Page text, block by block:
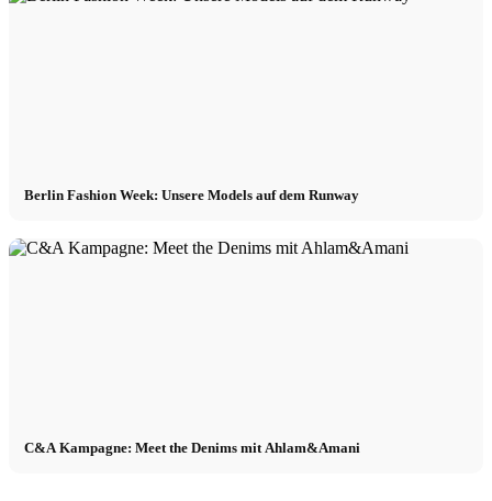
Berlin Fashion Week: Unsere Models auf dem Runway
C&A Kampagne: Meet the Denims mit Ahlam&Amani